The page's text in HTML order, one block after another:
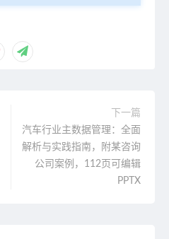
下一篇
汽车行业主数据管理：全面
解析与实践指南，附某咨询
公司案例，112页可编辑
PPTX